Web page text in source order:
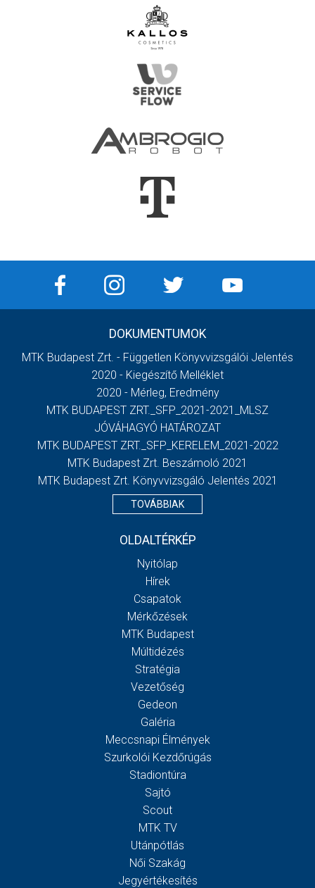
DOKUMENTUMOK
MTK Budapest Zrt. - Független Könyvvizsgálói Jelentés
2020 - Kiegészítő Melléklet
2020 - Mérleg, Eredmény
MTK BUDAPEST ZRT._SFP_2021-2021_MLSZ
JÓVÁHAGYÓ HATÁROZAT
MTK BUDAPEST ZRT._SFP_KERELEM_2021-2022
MTK Budapest Zrt. Beszámoló 2021
MTK Budapest Zrt. Könyvvizsgáló Jelentés 2021
TOVÁBBIAK
OLDALTÉRKÉP
Nyitólap
Hírek
Csapatok
Mérkőzések
MTK Budapest
Múltidézés
Stratégia
Vezetőség
Gedeon
Galéria
Meccsnapi Élmények
Szurkolói Kezdőrúgás
Stadiontúra
Sajtó
Scout
MTK TV
Utánpótlás
Női Szakág
Jegyértékesítés